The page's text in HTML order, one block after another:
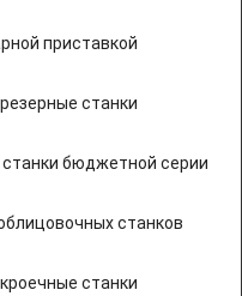
приставкой
станки
бюджетной серии
станков
станки